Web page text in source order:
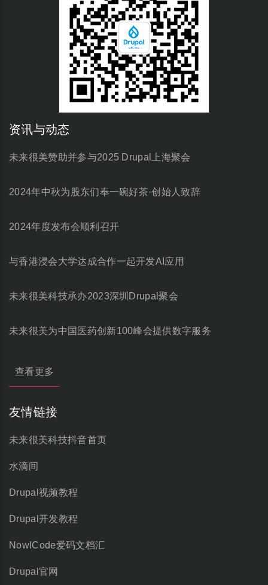
资讯与动态
未来很美赞助并参与2025 Drupal上海聚会
2024年中秋为股东们奉一碗好茶·创始人致辞
2024年度发布会顺利召开
与香港浸会大学达成合作一起开发AI应用
未来很美科技承办2023深圳Drupal聚会
未来很美为中国医药创新100峰会提供数字服务
查看更多
友情链接
未来很美科技抖音首页
水滴间
Drupal视频教程
Drupal开发教程
NowICode爱码文档汇
Drupal官网